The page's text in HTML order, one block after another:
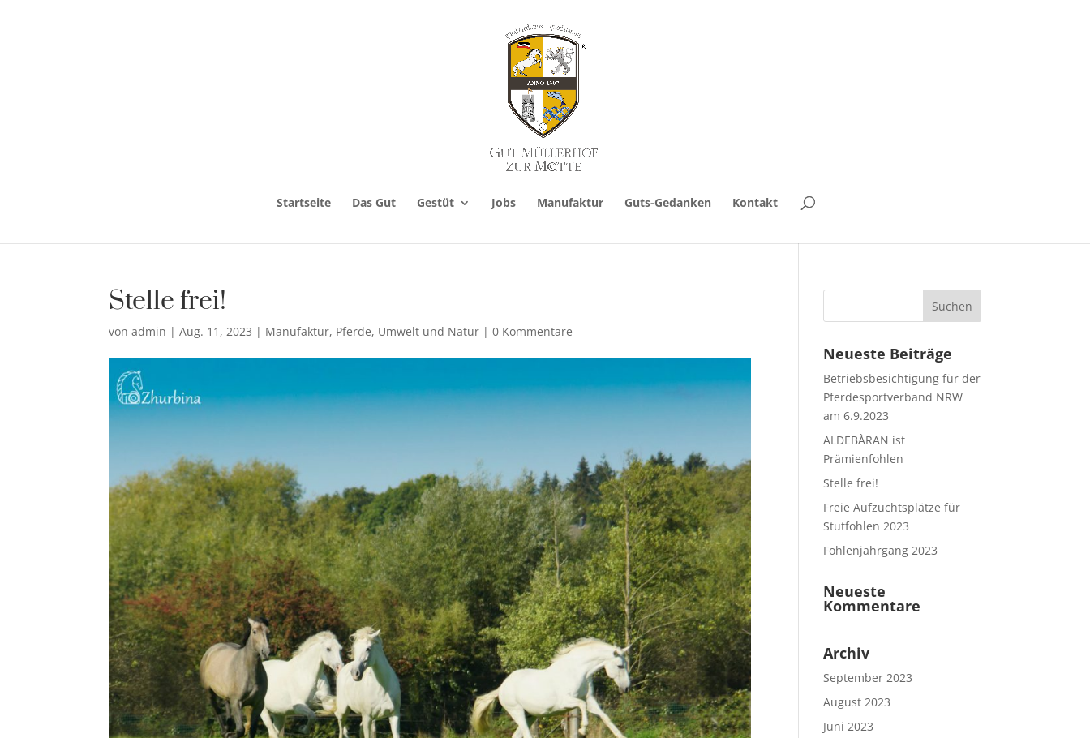
Startseite Das Gut Gestüt Jobs Manufaktur Guts-Gedanken Kontakt
Stelle frei!
vonadmin |Aug. 11, 2023 | Manufaktur, Pferde, Umwelt und Natur |0 Kommentare
Neueste Beiträge
Betriebsbesichtigung für der
Pferdesportverband NRW
am 6.9.2023
ALDEBÀRAN ist
Prämienfohlen
Stelle frei!
Freie Aufzuchtsplätze für
Stutfohlen 2023
Fohlenjahrgang 2023
Neueste
Kommentare
Archiv
September 2023
August 2023
Juni 2023